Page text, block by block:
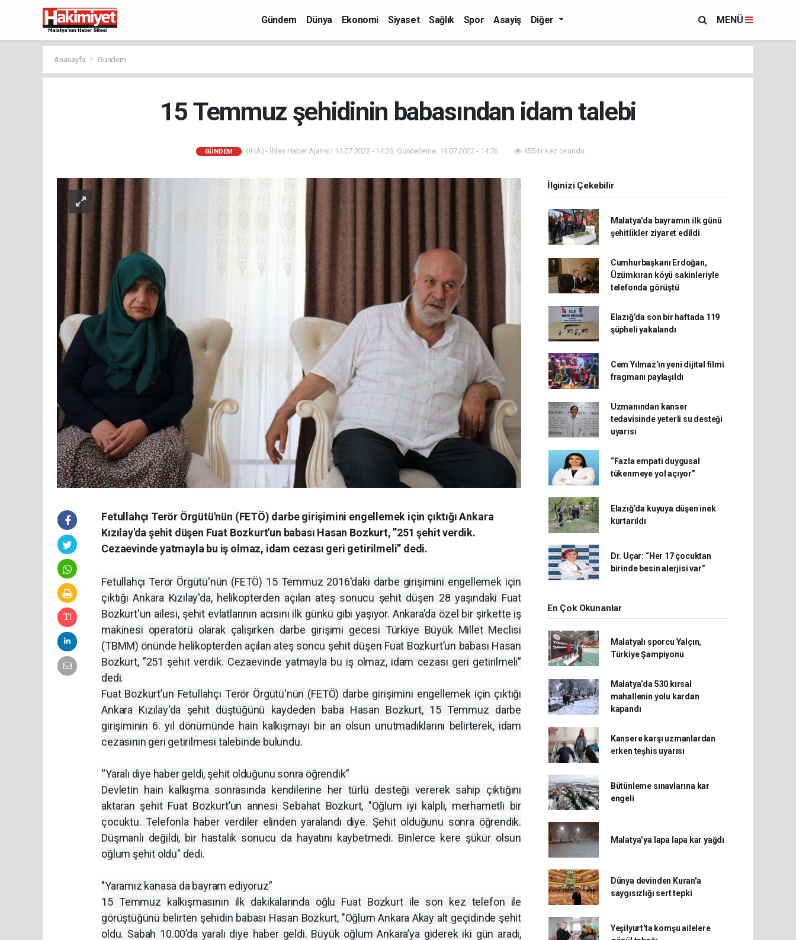
Gündem Dünya Ekonomi Siyaset Sağlık Spor Asayiş Diğer MENÜ
Anasayfa Gündem
15 Temmuz şehidinin babasından idam talebi
GÜNDEM (İHA) - İhlas Haber Ajansı | 14.07.2022 - 14:26, Güncelleme: 14.07.2022 - 14:26 4554+ kez okundu.
Fetullahçı Terör Örgütü'nün (FETÖ) darbe girişimini engellemek için çıktığı Ankara
Kızılay'da şehit düşen Fuat Bozkurt'un babası Hasan Bozkurt, ”251 şehit verdik.
Cezaevinde yatmayla bu iş olmaz, idam cezası geri getirilmeli” dedi.
Fetullahçı Terör Örgütü'nün (FETÖ) 15 Temmuz 2016'daki darbe girişimini engellemek için
çıktığı Ankara Kızılay'da, helikopterden açılan ateş sonucu şehit düşen 28 yaşındaki Fuat
Bozkurt'un ailesi, şehit evlatlarının acısını ilk günkü gibi yaşıyor. Ankara'da özel bir şirkette iş
makinesi operatörü olarak çalışırken darbe girişimi gecesi Türkiye Büyük Millet Meclisi
(TBMM) önünde helikopterden açılan ateş soncu şehit düşen Fuat Bozkurt’un babası Hasan
Bozkurt, ”251 şehit verdik. Cezaevinde yatmayla bu iş olmaz, idam cezası geri getirilmeli”
dedi.
Fuat Bozkurt’un Fetullahçı Terör Örgütü'nün (FETÖ) darbe girişimini engellemek için çıktığı
Ankara Kızılay'da şehit düştüğünü kaydeden baba Hasan Bozkurt, 15 Temmuz darbe
girişiminin 6. yıl dönümünde hain kalkışmayı bir an olsun unutmadıklarını belirterek, idam
cezasının geri getirilmesi talebinde bulundu.
“Yaralı diye haber geldi, şehit olduğunu sonra öğrendik”
Devletin hain kalkışma sonrasında kendilerine her türlü desteği vererek sahip çıktığını
aktaran şehit Fuat Bozkurt’un annesi Sebahat Bozkurt, "Oğlum iyi kalpli, merhametli bir
çocuktu. Telefonla haber verdiler elinden yaralandı diye. Şehit olduğunu sonra öğrendik.
Düşmanlı değildi, bir hastalık sonucu da hayatını kaybetmedi. Binlerce kere şükür olsun
oğlum şehit oldu" dedi.
"Yaramız kanasa da bayram ediyoruz”
15 Temmuz kalkışmasının ilk dakikalarında oğlu Fuat Bozkurt ile son kez telefon ile
görüştüğünü belirten şehidin babası Hasan Bozkurt, "Oğlum Ankara Akay alt geçidinde şehit
oldu. Sabah 10.00’da yaralı diye haber geldi. Büyük oğlum Ankara’ya giderek iki gün aradı,
İlginizi Çekebilir
Malatya'da bayramın ilk günü
şehitlikler ziyaret edildi
Cumhurbaşkanı Erdoğan,
Üzümkıran köyü sakinleriyle
telefonda görüştü
Elazığ’da son bir haftada 119
şüpheli yakalandı
Cem Yılmaz'ın yeni dijital filmi
fragmanı paylaşıldı
Uzmanından kanser
tedavisinde yeterli su desteği
uyarısı
“Fazla empati duygusal
tükenmeye yol açıyor”
Elazığ’da kuyuya düşen inek
kurtarıldı
Dr. Uçar: “Her 17 çocuktan
birinde besin alerjisi var”
En Çok Okunanlar
Malatyalı sporcu Yalçın,
Türkiye Şampiyonu
Malatya’da 530 kırsal
mahallenin yolu kardan
kapandı
Kansere karşı uzmanlardan
erken teşhis uyarısı
Bütünleme sınavlarına kar
engeli
Malatya’ya lapa lapa kar yağdı
Dünya devinden Kuran'a
saygısızlığı sert tepki
Yeşilyurt'ta komşu ailelere